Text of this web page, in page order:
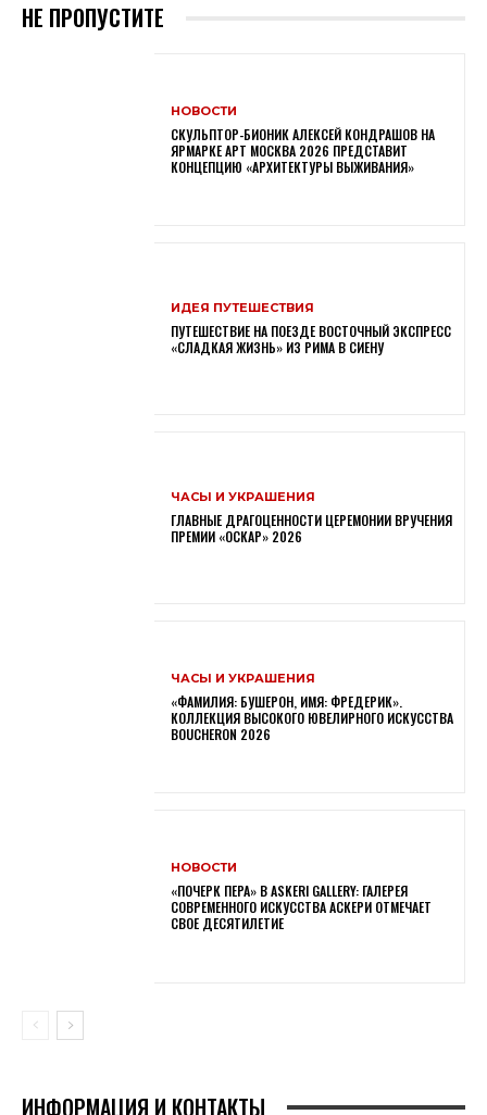
НЕ ПРОПУСТИТЕ
НОВОСТИ
СКУЛЬПТОР-БИОНИК АЛЕКСЕЙ КОНДРАШОВ НА
ЯРМАРКЕ АРТ МОСКВА 2026 ПРЕДСТАВИТ
КОНЦЕПЦИЮ «АРХИТЕКТУРЫ ВЫЖИВАНИЯ»
ИДЕЯ ПУТЕШЕСТВИЯ
ПУТЕШЕСТВИЕ НА ПОЕЗДЕ ВОСТОЧНЫЙ ЭКСПРЕСС
«СЛАДКАЯ ЖИЗНЬ» ИЗ РИМА В СИЕНУ
ЧАСЫ И УКРАШЕНИЯ
ГЛАВНЫЕ ДРАГОЦЕННОСТИ ЦЕРЕМОНИИ ВРУЧЕНИЯ
ПРЕМИИ «ОСКАР» 2026
ЧАСЫ И УКРАШЕНИЯ
«ФАМИЛИЯ: БУШЕРОН, ИМЯ: ФРЕДЕРИК».
КОЛЛЕКЦИЯ ВЫСОКОГО ЮВЕЛИРНОГО ИСКУССТВА
BOUCHERON 2026
НОВОСТИ
«ПОЧЕРК ПЕРА» В ASKERI GALLERY: ГАЛЕРЕЯ
СОВРЕМЕННОГО ИСКУССТВА АСКЕРИ ОТМЕЧАЕТ
СВОЕ ДЕСЯТИЛЕТИЕ
ИНФОРМАЦИЯ И КОНТАКТЫ